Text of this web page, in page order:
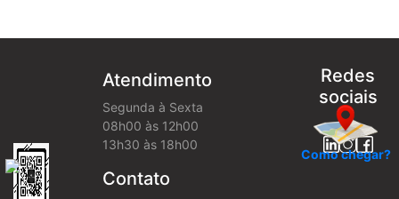
Como chegar?
Atendimento
Segunda à Sexta
08h00 às 12h00
13h30 às 18h00
Contato
Redes
sociais